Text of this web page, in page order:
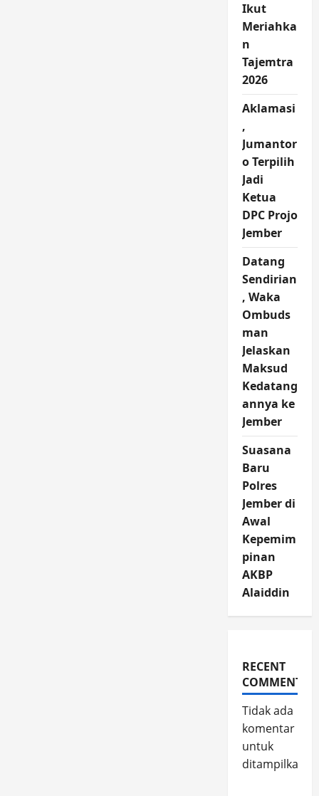
Ikut
Meriahka
n
Tajemtra
2026
Aklamasi
,
Jumantor
o Terpilih
Jadi
Ketua
DPC Projo
Jember
Datang
Sendirian
, Waka
Ombuds
man
Jelaskan
Maksud
Kedatang
annya ke
Jember
Suasana
Baru
Polres
Jember di
Awal
Kepemim
pinan
AKBP
Alaiddin
RECENT
COMMENTS
Tidak ada
komentar
untuk
ditampilkan.